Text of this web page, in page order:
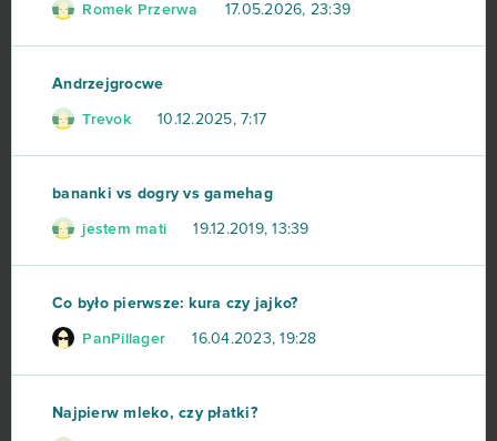
Romek Przerwa 17.05.2026, 23:39
Andrzejgrocwe
Trevok 10.12.2025, 7:17
bananki vs dogry vs gamehag
jestem mati 19.12.2019, 13:39
Co było pierwsze: kura czy jajko?
PanPillager 16.04.2023, 19:28
Najpierw mleko, czy płatki?